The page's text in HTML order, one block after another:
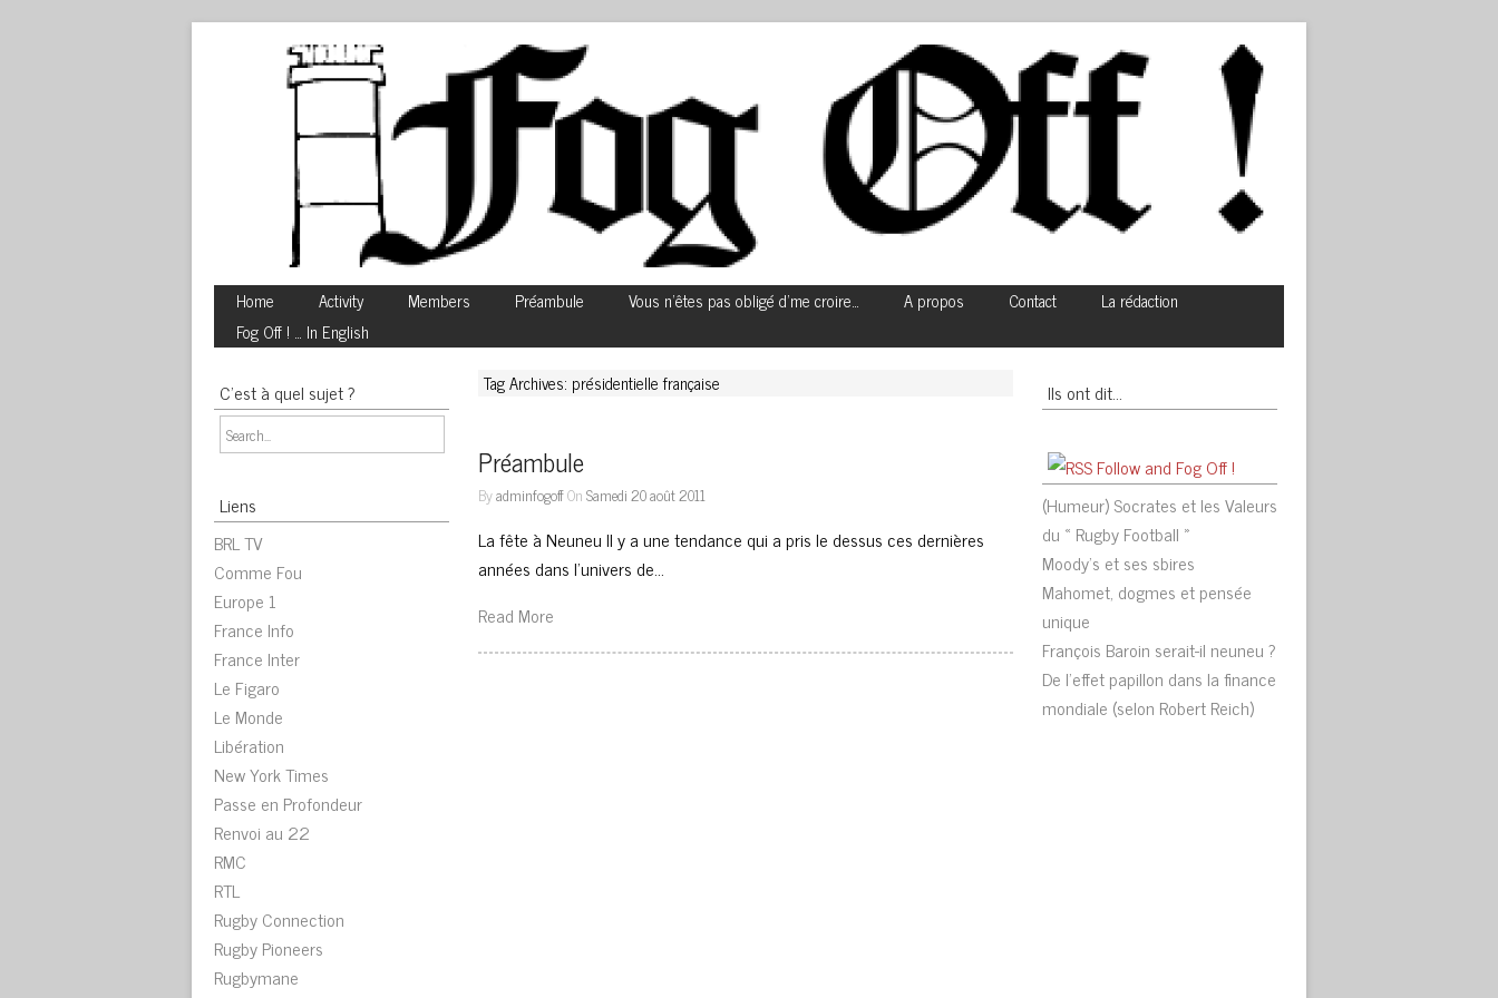
Home Activity Members Préambule Vous n’êtes pas obligé d’me croire… A propos Contact
La rédaction
Fog Off ! … In English
C’est à quel sujet ?
Liens
BRL TV
Comme Fou
Europe 1
France Info
France Inter
Le Figaro
Le Monde
Libération
New York Times
Passe en Profondeur
Renvoi au 22
RMC
RTL
Rugby Connection
Rugby Pioneers
Rugbymane
Tag Archives: présidentielle française
Préambule
ByadminfogoffOnSamedi 20 août 2011
La fête à Neuneu Il y a une tendance qui a pris le dessus ces dernières
années dans l’univers de…
Read More
Ils ont dit…
Follow and Fog Off !
(Humeur) Socrates et les Valeurs
du « Rugby Football »
Moody’s et ses sbires
Mahomet, dogmes et pensée
unique
François Baroin serait-il neuneu ?
De l’effet papillon dans la finance
mondiale (selon Robert Reich)